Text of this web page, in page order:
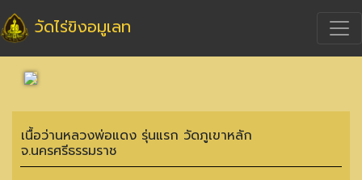
วัดไร่ขิงอมูเลท
เนื้อว่านหลวงพ่อแดง รุ่นแรก วัดภูเขาหลัก
จ.นครศรีธรรมราช